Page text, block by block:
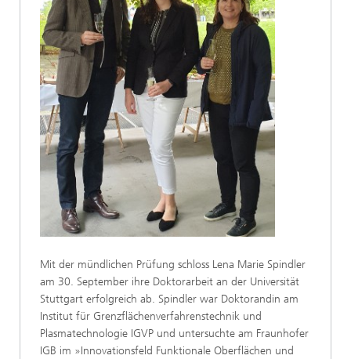
Mit der mündlichen Prüfung schloss Lena Marie Spindler
am 30. September ihre Doktorarbeit an der Universität
Stuttgart erfolgreich ab. Spindler war Doktorandin am
Institut für Grenzflächenverfahrenstechnik und
Plasmatechnologie IGVP und untersuchte am Fraunhofer
IGB im »Innovationsfeld Funktionale Oberflächen und